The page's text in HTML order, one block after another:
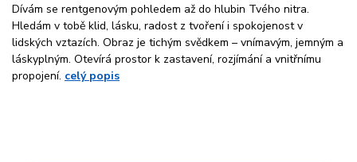
Dívám se rentgenovým pohledem až do hlubin Tvého nitra.
Hledám v tobě klid, lásku, radost z tvoření i spokojenost v
lidských vztazích. Obraz je tichým svědkem – vnímavým, jemným a
láskyplným. Otevírá prostor k zastavení, rozjímání a vnitřnímu
propojení. celý popis